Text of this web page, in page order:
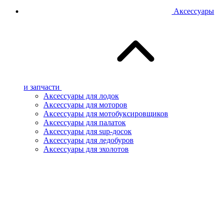
Аксессуары
и запчасти
Аксессуары для лодок
Аксессуары для моторов
Аксессуары для мотобуксировщиков
Аксессуары для палаток
Аксессуары для sup-досок
Аксессуары для ледобуров
Аксессуары для эхолотов